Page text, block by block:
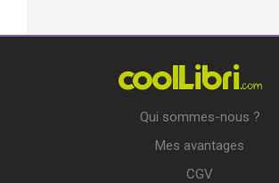
Qui sommes-nous ?
Mes avantages
CGV